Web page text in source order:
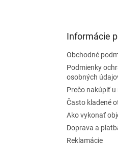
Informácie
Obchodné
Podmienky
osobných
Prečo nakúpiť u
Často kladené
Ako vykonať
Doprava a
Reklamácie